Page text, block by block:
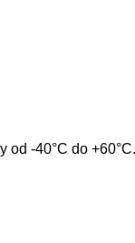
od -40°C do +60°C.